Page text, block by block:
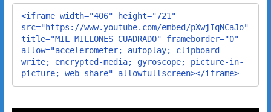
<iframe width="406" height="721"
src="https://www.youtube.com/embed/pXwjIqNCaJo"
title="MIL MILLONES CUADRADO" frameborder="0"
allow="accelerometer; autoplay; clipboard-
write; encrypted-media; gyroscope; picture-in-
picture; web-share" allowfullscreen></iframe>